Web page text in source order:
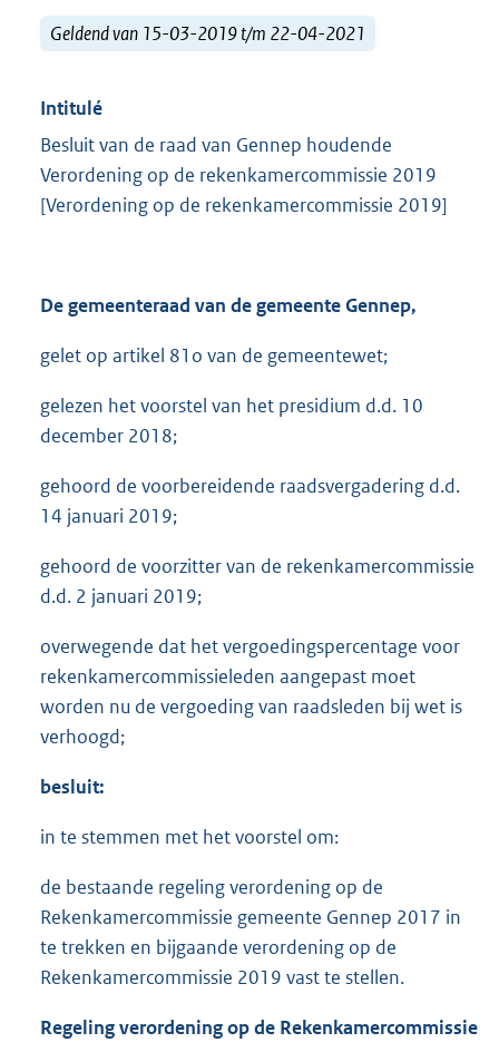
Geldend van 15-03-2019 t/m 22-04-2021
Intitulé
Besluit van de raad van Gennep houdende
Verordening op de rekenkamercommissie 2019
[Verordening op de rekenkamercommissie 2019]
De gemeenteraad van de gemeente Gennep,
gelet op artikel 81o van de gemeentewet;
gelezen het voorstel van het presidium d.d. 10
december 2018;
gehoord de voorbereidende raadsvergadering d.d.
14 januari 2019;
gehoord de voorzitter van de rekenkamercommissie
d.d. 2 januari 2019;
overwegende dat het vergoedingspercentage voor
rekenkamercommissieleden aangepast moet
worden nu de vergoeding van raadsleden bij wet is
verhoogd;
besluit:
in te stemmen met het voorstel om:
de bestaande regeling verordening op de
Rekenkamercommissie gemeente Gennep 2017 in
te trekken en bijgaande verordening op de
Rekenkamercommissie 2019 vast te stellen.
Regeling verordening op de Rekenkamercommissie